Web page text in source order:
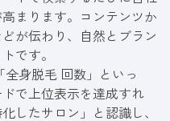
まります。コンテンツか
が伝わり、自然とブラン
です。
身脱毛 回数」といっ
で上位表示を達成すれ
したサロン」と認識し、